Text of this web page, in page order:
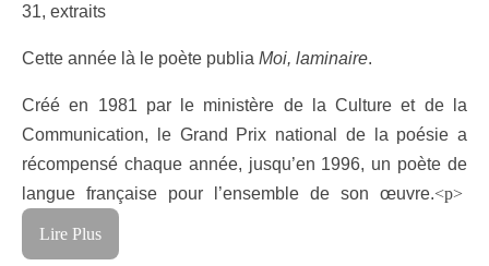
31, extraits
Cette année là le poète publia Moi, laminaire.
Créé en 1981 par le ministère de la Culture et de la
Communication, le Grand Prix national de la poésie a
récompensé chaque année, jusqu’en 1996, un poète de
langue française pour l’ensemble de son œuvre.<p>
Lire Plus